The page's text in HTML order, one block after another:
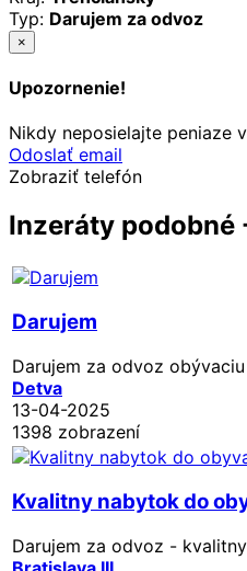
Typ: Darujem za odvoz
×
Upozornenie!
Nikdy neposielajte peniaze
Odoslať email
Zobraziť telefón
Inzeráty podobné
Darujem
Darujem za odvoz
Detva
13-04-2025
1398 zobrazení
Kvalitny nabytok do
Darujem za odvoz -